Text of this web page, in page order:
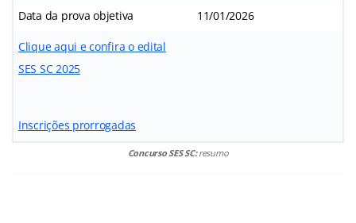
Data da prova objetiva 11/01/2026
Clique aqui e confira o edital
SES SC 2025
Inscrições prorrogadas
Concurso SES SC:resumo